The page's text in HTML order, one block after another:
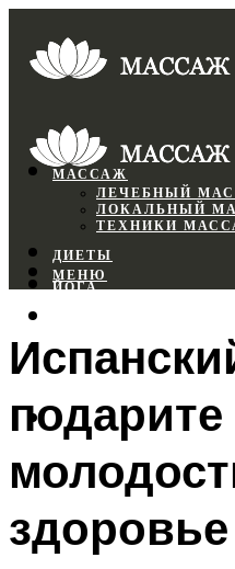
МАССАЖ
ЛЕЧЕБНЫЙ
ЛОКАЛЬНЫЙ
ТЕХНИКИ
ДИЕТЫ
ЙОГА
ФИТНЕС
МЕНЮ
МЕНЮ
подарите
здоровье